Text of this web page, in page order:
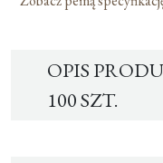
OPIS
100 SZT.